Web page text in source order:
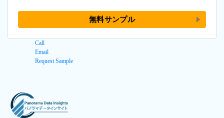
無料サンプル
Call
Email
Request Sample